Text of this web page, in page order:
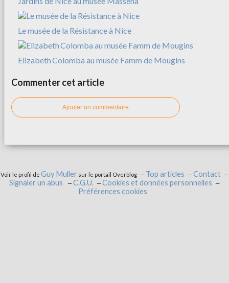
Le musée de la Résistance à Nice
Elizabeth Colomba au musée Famm de Mougins
Commenter cet article
Ajouter un commentaire
Voir le profil de Guy Muller sur le portail Overblog Top articles
Contact
Signaler un abus
C.G.U.
Cookies et données personnelles
Préférences cookies